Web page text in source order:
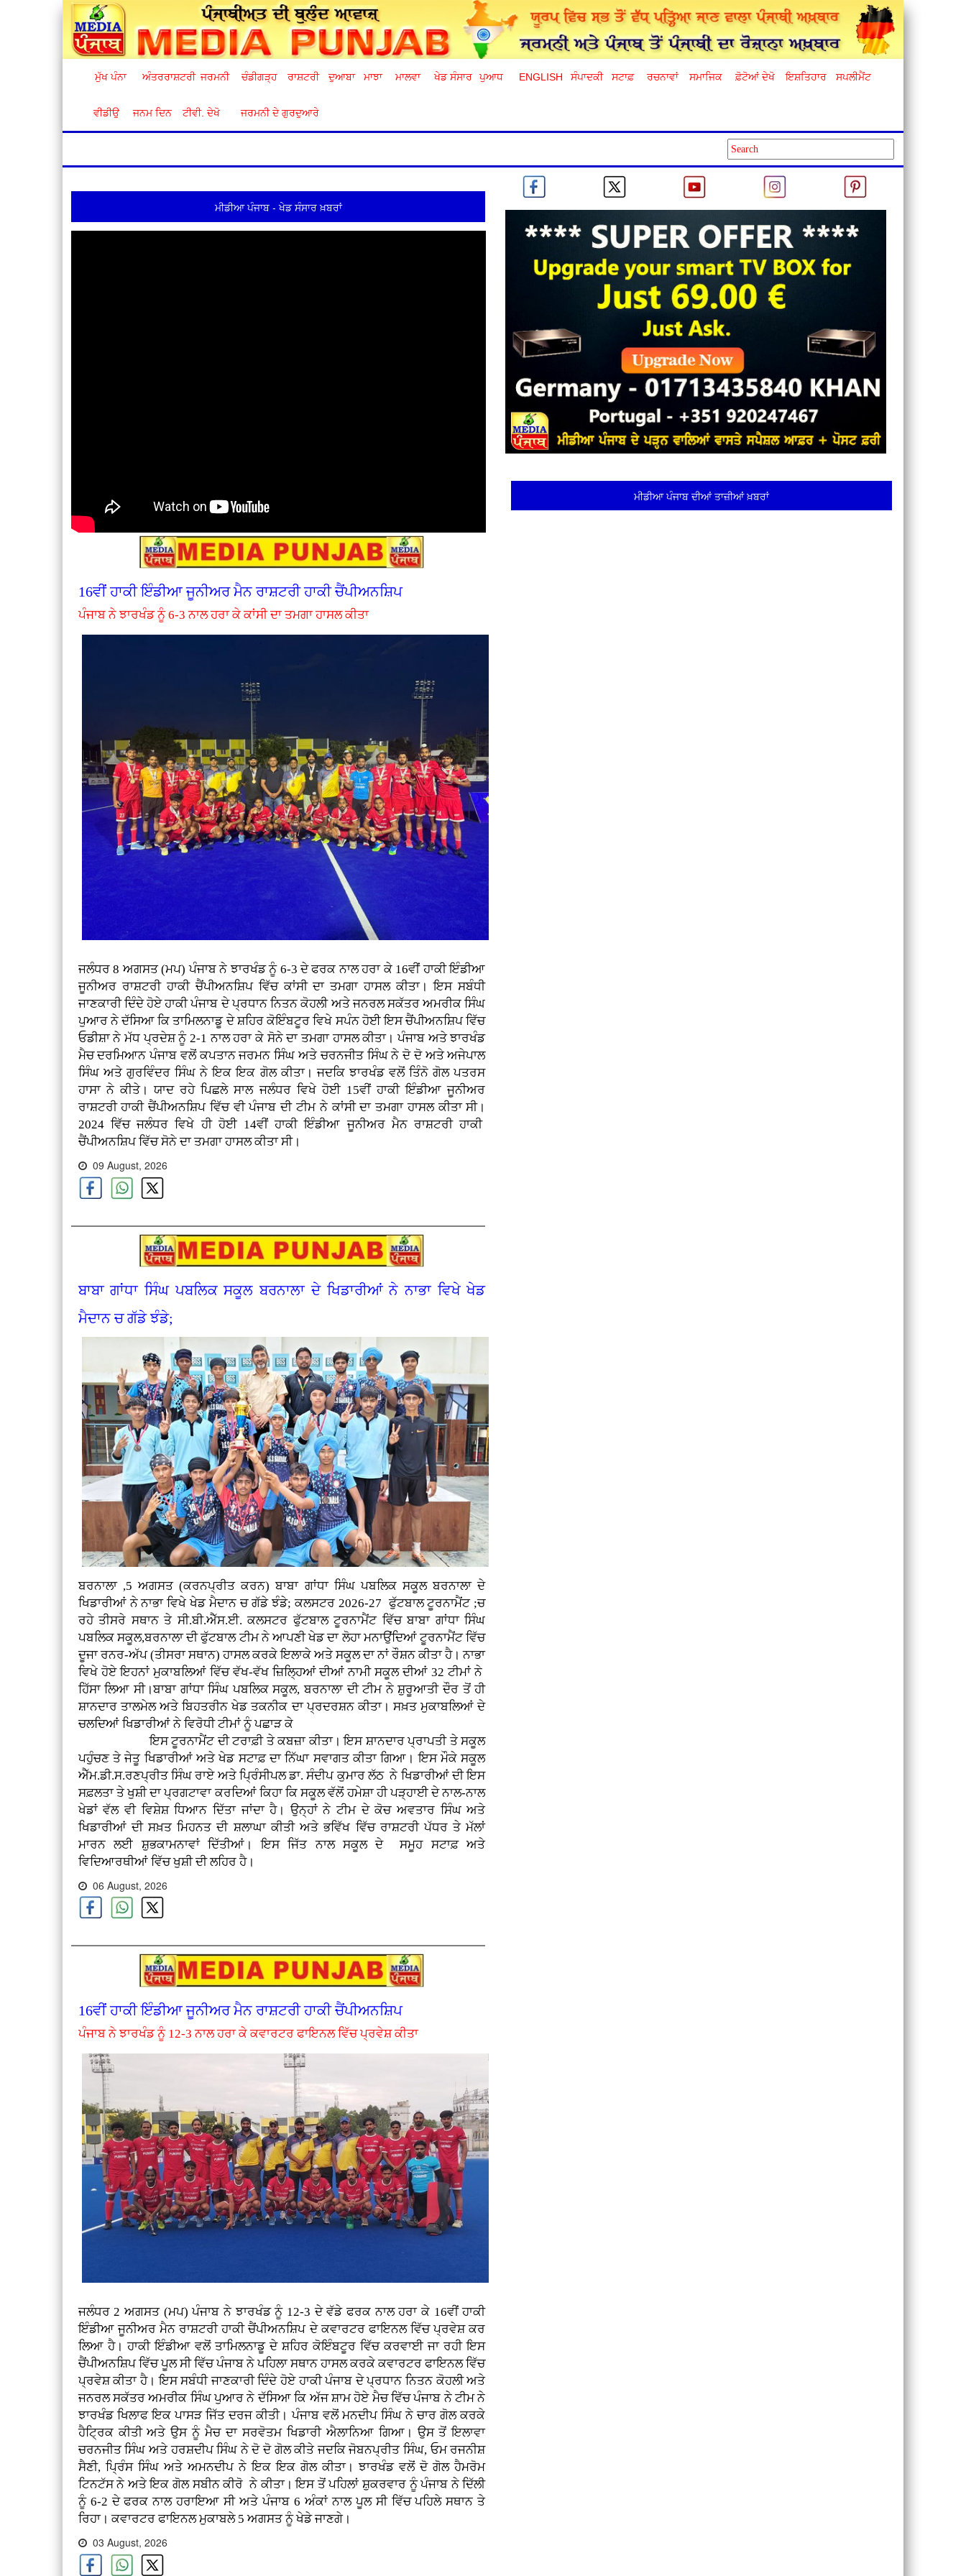
ਮੁੱਖ ਪੰਨਾ ਅੰਤਰਰਾਸ਼ਟਰੀ ਜਰਮਨੀ ਚੰਡੀਗੜ੍ਹ ਰਾਸ਼ਟਰੀ ਦੁਆਬਾ ਮਾਝਾ ਮਾਲਵਾ ਖੇਡ ਸੰਸਾਰ ਪੁਆਧ ENGLISH ਸੰਪਾਦਕੀ ਸਟਾਫ਼ ਰਚਨਾਵਾਂ ਸਮਾਜਿਕ ਫ਼ੋਟੋਆਂ ਦੇਖੋ ਇਸ਼ਤਿਹਾਰ ਸਪਲੀਮੈਂਟ
ਵੀਡੀਉ ਜਨਮ ਦਿਨ ਟੀਵੀ. ਦੇਖੋ ਜਰਮਨੀ ਦੇ ਗੁਰਦੁਆਰੇ
ਮੀਡੀਆ ਪੰਜਾਬ - ਖੇਡ ਸੰਸਾਰ ਖ਼ਬਰਾਂ
16ਵੀਂ ਹਾਕੀ ਇੰਡੀਆ ਜੂਨੀਅਰ ਮੈਨ ਰਾਸ਼ਟਰੀ ਹਾਕੀ ਚੈਂਪੀਅਨਸ਼ਿਪ
ਪੰਜਾਬ ਨੇ ਝਾਰਖੰਡ ਨੂੰ 6-3 ਨਾਲ ਹਰਾ ਕੇ ਕਾਂਸੀ ਦਾ ਤਮਗਾ ਹਾਸਲ ਕੀਤਾ
ਜਲੰਧਰ 8 ਅਗਸਤ (ਮਪ) ਪੰਜਾਬ ਨੇ ਝਾਰਖੰਡ ਨੂੰ 6-3 ਦੇ ਫਰਕ ਨਾਲ ਹਰਾ ਕੇ 16ਵੀਂ ਹਾਕੀ ਇੰਡੀਆ
ਜੂਨੀਅਰ ਰਾਸ਼ਟਰੀ ਹਾਕੀ ਚੈਂਪੀਅਨਸ਼ਿਪ ਵਿੱਚ ਕਾਂਸੀ ਦਾ ਤਮਗਾ ਹਾਸਲ ਕੀਤਾ। ਇਸ ਸਬੰਧੀ
ਜਾਣਕਾਰੀ ਦਿੰਦੇ ਹੋਏ ਹਾਕੀ ਪੰਜਾਬ ਦੇ ਪ੍ਰਧਾਨ ਨਿਤਨ ਕੋਹਲੀ ਅਤੇ ਜਨਰਲ ਸਕੱਤਰ ਅਮਰੀਕ ਸਿੰਘ
ਪੁਆਰ ਨੇ ਦੱਸਿਆ ਕਿ ਤਾਮਿਲਨਾਡੂ ਦੇ ਸ਼ਹਿਰ ਕੋਇੰਬਟੂਰ ਵਿਖੇ ਸਪੰਨ ਹੋਈ ਇਸ ਚੈਂਪੀਅਨਸ਼ਿਪ ਵਿੱਚ
ਓਡੀਸ਼ਾ ਨੇ ਮੱਧ ਪ੍ਰਦੇਸ਼ ਨੂੰ 2-1 ਨਾਲ ਹਰਾ ਕੇ ਸੋਨੇ ਦਾ ਤਮਗਾ ਹਾਸਲ ਕੀਤਾ। ਪੰਜਾਬ ਅਤੇ ਝਾਰਖੰਡ
ਮੈਚ ਦਰਮਿਆਨ ਪੰਜਾਬ ਵਲੋਂ ਕਪਤਾਨ ਜਰਮਨ ਸਿੰਘ ਅਤੇ ਚਰਨਜੀਤ ਸਿੰਘ ਨੇ ਦੋ ਦੋ ਅਤੇ ਅਜੇਪਾਲ
ਸਿੰਘ ਅਤੇ ਗੁਰਵਿੰਦਰ ਸਿੰਘ ਨੇ ਇਕ ਇਕ ਗੋਲ ਕੀਤਾ। ਜਦਕਿ ਝਾਰਖੰਡ ਵਲੋਂ ਤਿੰਨੋ ਗੋਲ ਪਤਰਸ
ਹਾਸਾ ਨੇ ਕੀਤੇ। ਯਾਦ ਰਹੇ ਪਿਛਲੇ ਸਾਲ ਜਲੰਧਰ ਵਿਖੇ ਹੋਈ 15ਵੀਂ ਹਾਕੀ ਇੰਡੀਆ ਜੂਨੀਅਰ
ਰਾਸ਼ਟਰੀ ਹਾਕੀ ਚੈਂਪੀਅਨਸ਼ਿਪ ਵਿੱਚ ਵੀ ਪੰਜਾਬ ਦੀ ਟੀਮ ਨੇ ਕਾਂਸੀ ਦਾ ਤਮਗਾ ਹਾਸਲ ਕੀਤਾ ਸੀ।
2024 ਵਿੱਚ ਜਲੰਧਰ ਵਿਖੇ ਹੀ ਹੋਈ 14ਵੀਂ ਹਾਕੀ ਇੰਡੀਆ ਜੂਨੀਅਰ ਮੈਨ ਰਾਸ਼ਟਰੀ ਹਾਕੀ
ਚੈਂਪੀਅਨਸ਼ਿਪ ਵਿੱਚ ਸੋਨੇ ਦਾ ਤਮਗਾ ਹਾਸਲ ਕੀਤਾ ਸੀ।
09 August, 2026
ਬਾਬਾ ਗਾਂਧਾ ਸਿੰਘ ਪਬਲਿਕ ਸਕੂਲ ਬਰਨਾਲਾ ਦੇ ਖਿਡਾਰੀਆਂ ਨੇ ਨਾਭਾ ਵਿਖੇ ਖੇਡ
ਮੈਦਾਨ ਚ ਗੱਡੇ ਝੰਡੇ;
ਬਰਨਾਲਾ ,5 ਅਗਸਤ (ਕਰਨਪ੍ਰੀਤ ਕਰਨ) ਬਾਬਾ ਗਾਂਧਾ ਸਿੰਘ ਪਬਲਿਕ ਸਕੂਲ ਬਰਨਾਲਾ ਦੇ
ਖਿਡਾਰੀਆਂ ਨੇ ਨਾਭਾ ਵਿਖੇ ਖੇਡ ਮੈਦਾਨ ਚ ਗੱਡੇ ਝੰਡੇ; ਕਲਸਟਰ 2026-27 ਫੁੱਟਬਾਲ ਟੂਰਨਾਮੈਂਟ ;ਚ
ਰਹੇ ਤੀਸਰੇ ਸਥਾਨ ਤੇ ਸੀ.ਬੀ.ਐੱਸ.ਈ. ਕਲਸਟਰ ਫੁੱਟਬਾਲ ਟੂਰਨਾਮੈਂਟ ਵਿੱਚ ਬਾਬਾ ਗਾਂਧਾ ਸਿੰਘ
ਪਬਲਿਕ ਸਕੂਲ,ਬਰਨਾਲਾ ਦੀ ਫੁੱਟਬਾਲ ਟੀਮ ਨੇ ਆਪਣੀ ਖੇਡ ਦਾ ਲੋਹਾ ਮਨਾਉਂਦਿਆਂ ਟੂਰਨਾਮੈਂਟ ਵਿੱਚ
ਦੂਜਾ ਰਨਰ-ਅੱਪ (ਤੀਸਰਾ ਸਥਾਨ) ਹਾਸਲ ਕਰਕੇ ਇਲਾਕੇ ਅਤੇ ਸਕੂਲ ਦਾ ਨਾਂ ਰੌਸ਼ਨ ਕੀਤਾ ਹੈ। ਨਾਭਾ
ਵਿਖੇ ਹੋਏ ਇਹਨਾਂ ਮੁਕਾਬਲਿਆਂ ਵਿੱਚ ਵੱਖ-ਵੱਖ ਜ਼ਿਲ੍ਹਿਆਂ ਦੀਆਂ ਨਾਮੀ ਸਕੂਲ ਦੀਆਂ 32 ਟੀਮਾਂ ਨੇ
ਹਿੱਸਾ ਲਿਆ ਸੀ।ਬਾਬਾ ਗਾਂਧਾ ਸਿੰਘ ਪਬਲਿਕ ਸਕੂਲ, ਬਰਨਾਲਾ ਦੀ ਟੀਮ ਨੇ ਸ਼ੁਰੂਆਤੀ ਦੌਰ ਤੋਂ ਹੀ
ਸ਼ਾਨਦਾਰ ਤਾਲਮੇਲ ਅਤੇ ਬਿਹਤਰੀਨ ਖੇਡ ਤਕਨੀਕ ਦਾ ਪ੍ਰਦਰਸ਼ਨ ਕੀਤਾ। ਸਖ਼ਤ ਮੁਕਾਬਲਿਆਂ ਦੇ
ਚਲਦਿਆਂ ਖਿਡਾਰੀਆਂ ਨੇ ਵਿਰੋਧੀ ਟੀਮਾਂ ਨੂੰ ਪਛਾੜ ਕੇ
ਇਸ ਟੂਰਨਾਮੈਂਟ ਦੀ ਟਰਾਫ਼ੀ ਤੇ ਕਬਜ਼ਾ ਕੀਤਾ। ਇਸ ਸ਼ਾਨਦਾਰ ਪ੍ਰਾਪਤੀ ਤੇ ਸਕੂਲ
ਪਹੁੰਚਣ ਤੇ ਜੇਤੂ ਖਿਡਾਰੀਆਂ ਅਤੇ ਖੇਡ ਸਟਾਫ਼ ਦਾ ਨਿੱਘਾ ਸਵਾਗਤ ਕੀਤਾ ਗਿਆ। ਇਸ ਮੌਕੇ ਸਕੂਲ
ਐੱਮ.ਡੀ.ਸ.ਰਣਪ੍ਰੀਤ ਸਿੰਘ ਰਾਏ ਅਤੇ ਪ੍ਰਿੰਸੀਪਲ ਡਾ. ਸੰਦੀਪ ਕੁਮਾਰ ਲੱਠ ਨੇ ਖਿਡਾਰੀਆਂ ਦੀ ਇਸ
ਸਫ਼ਲਤਾ ਤੇ ਖੁਸ਼ੀ ਦਾ ਪ੍ਰਗਟਾਵਾ ਕਰਦਿਆਂ ਕਿਹਾ ਕਿ ਸਕੂਲ ਵੱਲੋਂ ਹਮੇਸ਼ਾ ਹੀ ਪੜ੍ਹਾਈ ਦੇ ਨਾਲ-ਨਾਲ
ਖੇਡਾਂ ਵੱਲ ਵੀ ਵਿਸ਼ੇਸ਼ ਧਿਆਨ ਦਿੱਤਾ ਜਾਂਦਾ ਹੈ। ਉਨ੍ਹਾਂ ਨੇ ਟੀਮ ਦੇ ਕੋਚ ਅਵਤਾਰ ਸਿੰਘ ਅਤੇ
ਖਿਡਾਰੀਆਂ ਦੀ ਸਖ਼ਤ ਮਿਹਨਤ ਦੀ ਸ਼ਲਾਘਾ ਕੀਤੀ ਅਤੇ ਭਵਿੱਖ ਵਿੱਚ ਰਾਸ਼ਟਰੀ ਪੱਧਰ ਤੇ ਮੱਲਾਂ
ਮਾਰਨ ਲਈ ਸ਼ੁਭਕਾਮਨਾਵਾਂ ਦਿੱਤੀਆਂ। ਇਸ ਜਿੱਤ ਨਾਲ ਸਕੂਲ ਦੇ ਸਮੂਹ ਸਟਾਫ਼ ਅਤੇ
ਵਿਦਿਆਰਥੀਆਂ ਵਿੱਚ ਖੁਸ਼ੀ ਦੀ ਲਹਿਰ ਹੈ।
06 August, 2026
16ਵੀਂ ਹਾਕੀ ਇੰਡੀਆ ਜੂਨੀਅਰ ਮੈਨ ਰਾਸ਼ਟਰੀ ਹਾਕੀ ਚੈਂਪੀਅਨਸ਼ਿਪ
ਪੰਜਾਬ ਨੇ ਝਾਰਖੰਡ ਨੂੰ 12-3 ਨਾਲ ਹਰਾ ਕੇ ਕਵਾਰਟਰ ਫਾਇਨਲ ਵਿੱਚ ਪ੍ਰਵੇਸ਼ ਕੀਤਾ
ਜਲੰਧਰ 2 ਅਗਸਤ (ਮਪ) ਪੰਜਾਬ ਨੇ ਝਾਰਖੰਡ ਨੂੰ 12-3 ਦੇ ਵੱਡੇ ਫਰਕ ਨਾਲ ਹਰਾ ਕੇ 16ਵੀਂ ਹਾਕੀ
ਇੰਡੀਆ ਜੂਨੀਅਰ ਮੈਨ ਰਾਸ਼ਟਰੀ ਹਾਕੀ ਚੈਂਪੀਅਨਸ਼ਿਪ ਦੇ ਕਵਾਰਟਰ ਫਾਇਨਲ ਵਿੱਚ ਪ੍ਰਵੇਸ਼ ਕਰ
ਲਿਆ ਹੈ। ਹਾਕੀ ਇੰਡੀਆ ਵਲੋਂ ਤਾਮਿਲਨਾਡੂ ਦੇ ਸ਼ਹਿਰ ਕੋਇੰਬਟੂਰ ਵਿੱਚ ਕਰਵਾਈ ਜਾ ਰਹੀ ਇਸ
ਚੈਂਪੀਅਨਸ਼ਿਪ ਵਿੱਚ ਪੂਲ ਸੀ ਵਿੱਚ ਪੰਜਾਬ ਨੇ ਪਹਿਲਾ ਸਥਾਨ ਹਾਸਲ ਕਰਕੇ ਕਵਾਰਟਰ ਫਾਇਨਲ ਵਿੱਚ
ਪ੍ਰਵੇਸ਼ ਕੀਤਾ ਹੈ। ਇਸ ਸਬੰਧੀ ਜਾਣਕਾਰੀ ਦਿੰਦੇ ਹੋਏ ਹਾਕੀ ਪੰਜਾਬ ਦੇ ਪ੍ਰਧਾਨ ਨਿਤਨ ਕੋਹਲੀ ਅਤੇ
ਜਨਰਲ ਸਕੱਤਰ ਅਮਰੀਕ ਸਿੰਘ ਪੁਆਰ ਨੇ ਦੱਸਿਆ ਕਿ ਅੱਜ ਸ਼ਾਮ ਹੋਏ ਮੈਚ ਵਿੱਚ ਪੰਜਾਬ ਨੇ ਟੀਮ ਨੇ
ਝਾਰਖੰਡ ਖਿਲਾਫ ਇਕ ਪਾਸੜ ਜਿੱਤ ਦਰਜ ਕੀਤੀ। ਪੰਜਾਬ ਵਲੋਂ ਮਨਦੀਪ ਸਿੰਘ ਨੇ ਚਾਰ ਗੋਲ ਕਰਕੇ
ਹੈਟ੍ਰਿਕ ਕੀਤੀ ਅਤੇ ਉਸ ਨੂੰ ਮੈਚ ਦਾ ਸਰਵੋਤਮ ਖਿਡਾਰੀ ਐਲਾਨਿਆ ਗਿਆ। ਉਸ ਤੋਂ ਇਲਾਵਾ
ਚਰਨਜੀਤ ਸਿੰਘ ਅਤੇ ਹਰਸ਼ਦੀਪ ਸਿੰਘ ਨੇ ਦੋ ਦੋ ਗੋਲ ਕੀਤੇ ਜਦਕਿ ਜੋਬਨਪ੍ਰੀਤ ਸਿੰਘ, ਓਮ ਰਜਨੀਸ਼
ਸੈਣੀ, ਪ੍ਰਿੰਸ ਸਿੰਘ ਅਤੇ ਅਮਨਦੀਪ ਨੇ ਇਕ ਇਕ ਗੋਲ ਕੀਤਾ। ਝਾਰਖੰਡ ਵਲੋਂ ਦੋ ਗੋਲ ਹੈਮਰੋਮ
ਟਿਨਟੱਸ ਨੇ ਅਤੇ ਇਕ ਗੋਲ ਸਬੀਨ ਕੀਰੋ ਨੇ ਕੀਤਾ। ਇਸ ਤੋਂ ਪਹਿਲਾਂ ਸ਼ੁਕਰਵਾਰ ਨੂੰ ਪੰਜਾਬ ਨੇ ਦਿੱਲੀ
ਨੂੰ 6-2 ਦੇ ਫਰਕ ਨਾਲ ਹਰਾਇਆ ਸੀ ਅਤੇ ਪੰਜਾਬ 6 ਅੰਕਾਂ ਨਾਲ ਪੂਲ ਸੀ ਵਿੱਚ ਪਹਿਲੇ ਸਥਾਨ ਤੇ
ਰਿਹਾ। ਕਵਾਰਟਰ ਫਾਇਨਲ ਮੁਕਾਬਲੇ 5 ਅਗਸਤ ਨੂੰ ਖੇਡੇ ਜਾਣਗੇ।
03 August, 2026
ਮੀਡੀਆ ਪੰਜਾਬ ਦੀਆਂ ਤਾਜ਼ੀਆਂ ਖ਼ਬਰਾਂ